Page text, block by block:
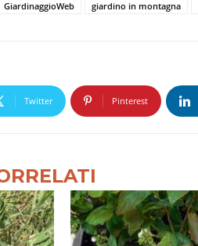
GiardinaggioWeb giardino in montagna
Twitter Pinterest